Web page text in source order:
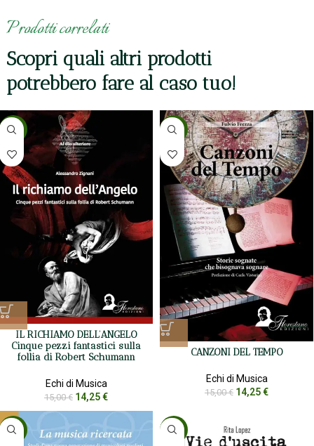
Prodotti correlati
Scopri quali altri prodotti
potrebbero fare al caso tuo!
-5%
IL RICHIAMO DELL’ANGELO
Cinque pezzi fantastici sulla
follia di Robert Schumann
Echi di Musica
15,00€ 14,25€
-5%
CANZONI DEL TEMPO
Echi di Musica
15,00€ 14,25€
-5% -5%